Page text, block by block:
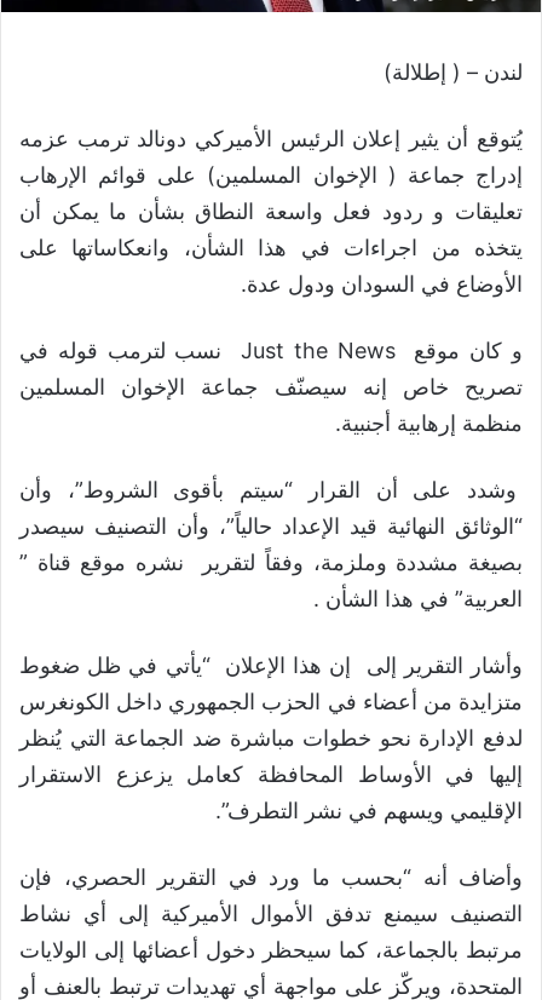
لندن – ( إطلالة)
يُتوقع أن يثير إعلان الرئيس الأميركي دونالد ترمب عزمه
إدراج جماعة ( الإخوان المسلمين) على قوائم الإرهاب
تعليقات و ردود فعل واسعة النطاق بشأن ما يمكن أن
يتخذه من اجراءات في هذا الشأن، وانعكاساتها على
الأوضاع في السودان ودول عدة.
و كان موقع Just the News نسب لترمب قوله في
تصريح خاص إنه سيصنّف جماعة الإخوان المسلمين
منظمة إرهابية أجنبية.
وشدد على أن القرار “سيتم بأقوى الشروط”، وأن
“الوثائق النهائية قيد الإعداد حالياً”، وأن التصنيف سيصدر
بصيغة مشددة وملزمة، وفقاً لتقرير نشره موقع قناة ”
العربية” في هذا الشأن .
وأشار التقرير إلى إن هذا الإعلان “يأتي في ظل ضغوط
متزايدة من أعضاء في الحزب الجمهوري داخل الكونغرس
لدفع الإدارة نحو خطوات مباشرة ضد الجماعة التي يُنظر
إليها في الأوساط المحافظة كعامل يزعزع الاستقرار
الإقليمي ويسهم في نشر التطرف”.
وأضاف أنه “بحسب ما ورد في التقرير الحصري، فإن
التصنيف سيمنع تدفق الأموال الأميركية إلى أي نشاط
مرتبط بالجماعة، كما سيحظر دخول أعضائها إلى الولايات
المتحدة، ويركّز على مواجهة أي تهديدات ترتبط بالعنف أو